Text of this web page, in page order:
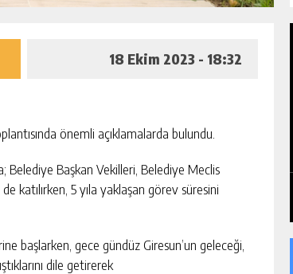
18 Ekim 2023 - 18:32
önemli açıklamalarda bulundu.
Belediye Başkan Vekilleri, Belediye Meclis
katılırken, 5 yıla yaklaşan görev süresini
başlarken, gece gündüz Giresun’un geleceği,
dile getirerek